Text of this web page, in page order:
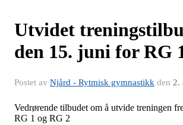
Utvidet
den 15. juni for RG
Postet av Njård - Rytmisk gymnastikk den 2.
Vedrørende tilbudet om å utvide treningen
RG 1 og RG 2